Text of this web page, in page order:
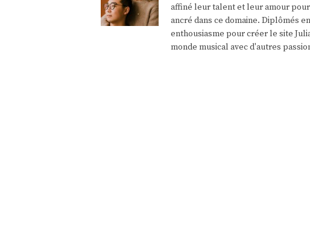
affiné leur talent et leur amour
ancré dans ce domaine. Diplômés
enthousiasme pour créer le site
monde musical avec d'autres